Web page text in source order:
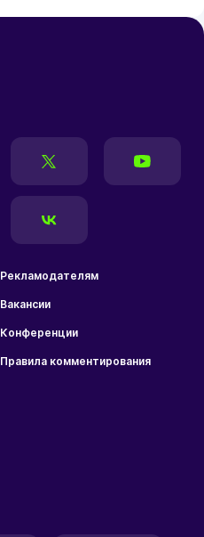
Рекламодателям
Вакансии
Конференции
Правила комментирования